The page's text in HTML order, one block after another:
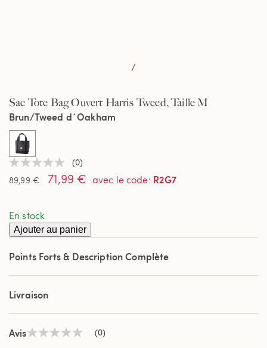
/
Sac Tote Bag Ouvert Harris Tweed, Taille M
Aucune
valeur
de
sur
la
même
(0)
89,99 €
71,99 € avec le code: R2G7
Brun/Tweed d´Oakham
selected
En stock
Ajouter au panier
Points Forts & Description Complète
Livraison
AvisAucune (0)